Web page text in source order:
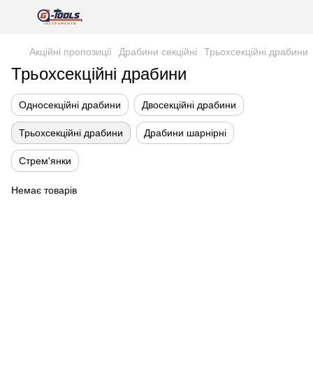
Акційні пропозиції Драбини секційні Трьохсекційні драбини
Трьохсекційні драбини
Односекційні драбини Двосекційні драбини
Трьохсекційні драбини Драбини шарнірні
Стрем'янки
Немає товарів